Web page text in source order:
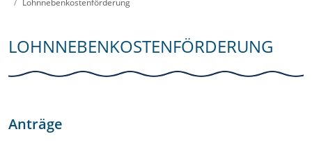
Lohnnebenkostenförderung
LOHNNEBENKOSTENFÖRDERUNG
Anträge